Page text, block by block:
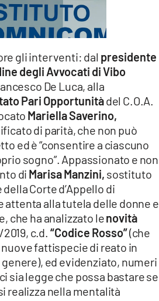
gli interventi: dal presidente
degli Avvocati di Vibo
De Luca, alla
Pari Opportunitàdel C.O.A.
Mariella Saverino,
di parità, che non può
ed è “consentire a ciascuno
sogno”. Appassionato e non
di Marisa Manzini, sostituto
Corte d’Appello di
attenta alla tutela delle donne e
che ha analizzato lenovità
c.d. “Codice Rosso”(che
fattispecie di reato in
ed evidenziato, numeri
sia legge che possa bastare se
realizza nella mentalità